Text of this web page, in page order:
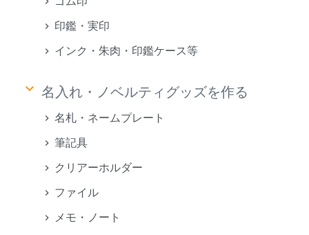
印鑑・実印
インク・朱肉・印鑑ケース等
keyboard_arrow_down 名入れ・ノベルティグッズを作る
名札・ネームプレート
筆記具
クリアーホルダー
ファイル
メモ・ノート